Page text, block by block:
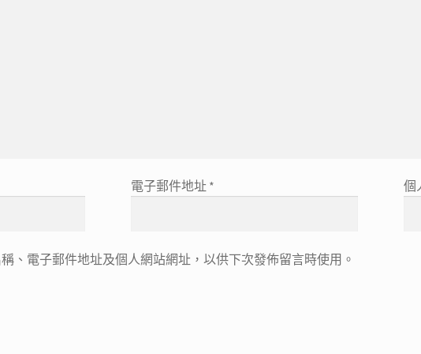
電子郵件地址 * 個
、電子郵件地址及個人網站網址，以供下次發佈留言時使用。